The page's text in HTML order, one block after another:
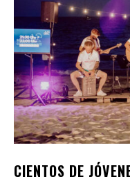
CIENTOS DE